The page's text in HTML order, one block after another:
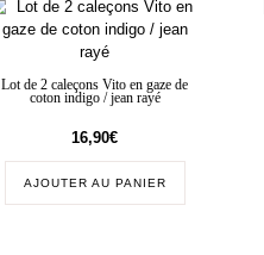
Lot de 2 caleçons Vito en gaze de
coton indigo / jean rayé
16,90€
AJOUTER AU PANIER